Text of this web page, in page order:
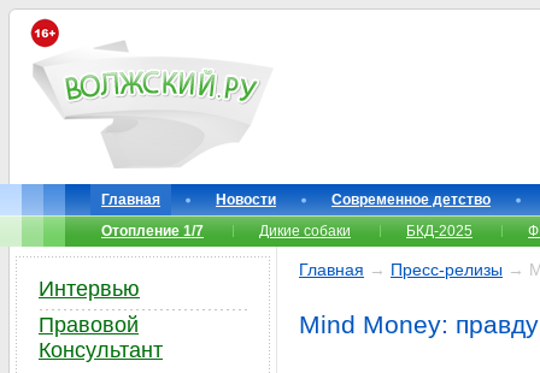
Главная Новости
Современное детство
Отопление 1/7
Дикие собаки БКД-2025
Главная → Пресс-релизы →
Mind Money:
Интервью
Правовой
Консультант